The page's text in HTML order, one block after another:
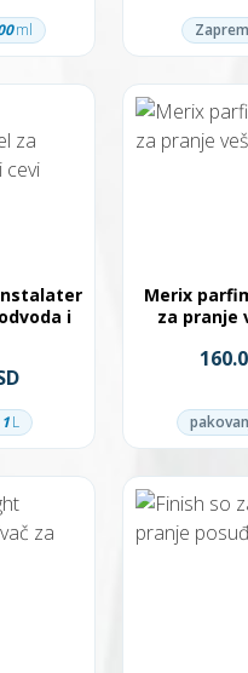
ml
i
1L
Merix
za pranje